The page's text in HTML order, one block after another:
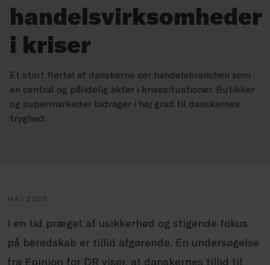
handelsvirksomheder
i kriser
Et stort flertal af danskerne ser handelsbranchen som
en central og pålidelig aktør i krisesituationer. Butikker
og supermarkeder bidrager i høj grad til danskernes
tryghed.
MAJ 2026
I en tid præget af usikkerhed og stigende fokus
på beredskab er tillid afgørende. En undersøgelse
fra Epinion for DR viser, at danskernes tillid til